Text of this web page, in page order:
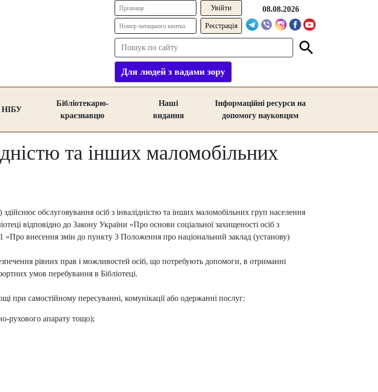
Реєстрація
08.08.2026
Для людей з вадами зору
НІБУ
Бібліотекарю-
краєзнавцю
Наші
видання
Інформаційні ресурси на
допомогу науковцям
та інших маломобільних
обслуговування осіб з інвалідністю та інших маломобільних груп населення
відповідно до Закону України «Про основи соціальної захищеності осіб з
«Про внесення змін до пункту 3 Положення про національний заклад (установу)
рівних прав і можливостей осіб, що потребують допомоги, в отриманні
умов перебування в Бібліотеці.
при самостійному пересуванні, комунікації або одержанні послуг:
рухового апарату тощо);